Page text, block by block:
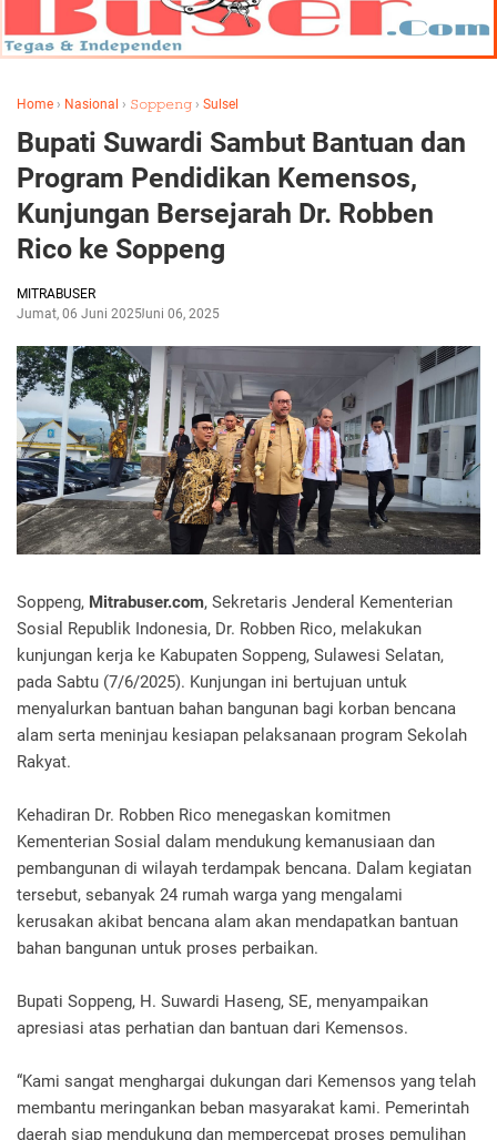
Home › Nasional › 𝚂𝚘𝚙𝚙𝚎𝚗𝚐 › Sulsel
Bupati Suwardi Sambut Bantuan dan
Program Pendidikan Kemensos,
Kunjungan Bersejarah Dr. Robben
Rico ke Soppeng
MITRABUSER
Jumat, 06 Juni 2025Juni 06, 2025
Soppeng, Mitrabuser.com, Sekretaris Jenderal Kementerian
Sosial Republik Indonesia, Dr. Robben Rico, melakukan
kunjungan kerja ke Kabupaten Soppeng, Sulawesi Selatan,
pada Sabtu (7/6/2025). Kunjungan ini bertujuan untuk
menyalurkan bantuan bahan bangunan bagi korban bencana
alam serta meninjau kesiapan pelaksanaan program Sekolah
Rakyat.
Kehadiran Dr. Robben Rico menegaskan komitmen
Kementerian Sosial dalam mendukung kemanusiaan dan
pembangunan di wilayah terdampak bencana. Dalam kegiatan
tersebut, sebanyak 24 rumah warga yang mengalami
kerusakan akibat bencana alam akan mendapatkan bantuan
bahan bangunan untuk proses perbaikan.
Bupati Soppeng, H. Suwardi Haseng, SE, menyampaikan
apresiasi atas perhatian dan bantuan dari Kemensos.
“Kami sangat menghargai dukungan dari Kemensos yang telah
membantu meringankan beban masyarakat kami. Pemerintah
daerah siap mendukung dan mempercepat proses pemulihan